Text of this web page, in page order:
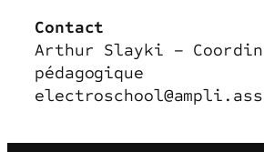
Contact
Arthur Slayki –
pédagogique